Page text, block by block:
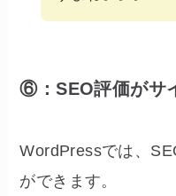
⑥：SEO評価がサ
WordPressでは、
ができます。